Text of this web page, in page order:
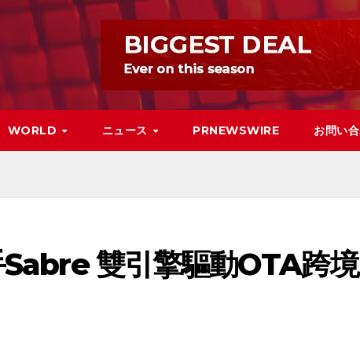
WORLD ニュース PRNEWSWIRE お問い
雙引擎驅動OTA跨境